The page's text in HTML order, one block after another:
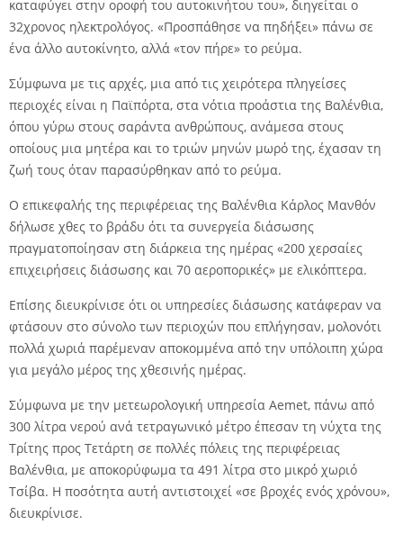
καταφύγει στην οροφή του αυτοκινήτου του», διηγείται ο
32χρονος ηλεκτρολόγος. «Προσπάθησε να πηδήξει» πάνω σε
ένα άλλο αυτοκίνητο, αλλά «τον πήρε» το ρεύμα.
Σύμφωνα με τις αρχές, μια από τις χειρότερα πληγείσες
περιοχές είναι η Παϊπόρτα, στα νότια προάστια της Βαλένθια,
όπου γύρω στους σαράντα ανθρώπους, ανάμεσα στους
οποίους μια μητέρα και το τριών μηνών μωρό της, έχασαν τη
ζωή τους όταν παρασύρθηκαν από το ρεύμα.
Ο επικεφαλής της περιφέρειας της Βαλένθια Κάρλος Μανθόν
δήλωσε χθες το βράδυ ότι τα συνεργεία διάσωσης
πραγματοποίησαν στη διάρκεια της ημέρας «200 χερσαίες
επιχειρήσεις διάσωσης και 70 αεροπορικές» με ελικόπτερα.
Επίσης διευκρίνισε ότι οι υπηρεσίες διάσωσης κατάφεραν να
φτάσουν στο σύνολο των περιοχών που επλήγησαν, μολονότι
πολλά χωριά παρέμεναν αποκομμένα από την υπόλοιπη χώρα
για μεγάλο μέρος της χθεσινής ημέρας.
Σύμφωνα με την μετεωρολογική υπηρεσία Aemet, πάνω από
300 λίτρα νερού ανά τετραγωνικό μέτρο έπεσαν τη νύχτα της
Τρίτης προς Τετάρτη σε πολλές πόλεις της περιφέρειας
Βαλένθια, με αποκορύφωμα τα 491 λίτρα στο μικρό χωριό
Τσίβα. Η ποσότητα αυτή αντιστοιχεί «σε βροχές ενός χρόνου»,
διευκρίνισε.